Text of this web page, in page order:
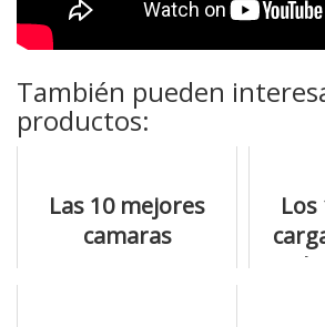
También pueden
productos:
Las 10 mejores
camaras